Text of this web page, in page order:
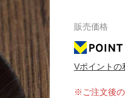
書店
販売価格
Vポイントの
※ご注文後